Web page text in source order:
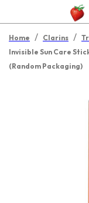
Home / Clarins /
Invisible Sun Care
(Random Packaging)